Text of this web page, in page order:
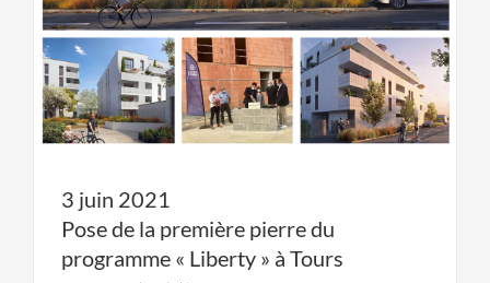
3 juin 2021
Pose de la première pierre du
programme « Liberty » à Tours